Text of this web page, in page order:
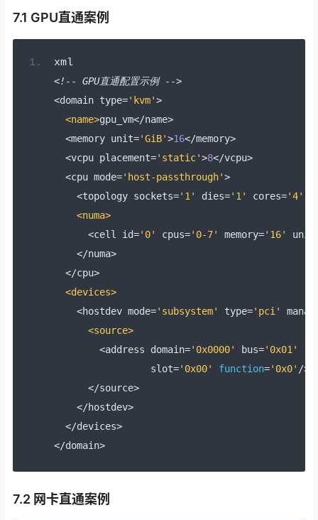
7.1 GPU直通案例
xml
<!-- GPU直通配置示例
-->
<domain type='kvm'>
<name>gpu_vm</name>
<memory unit='GiB'>16</memory>
<vcpu placement='static'>8</vcpu>
<cpu mode='host-passthrough'>
<topology sockets='1' dies='1' cores='4'
<numa>
<cell id='0' cpus='0-7' memory='16' unit
</numa>
</cpu>
<devices>
<hostdev mode='subsystem' type='pci'
<source>
<address domain='0x0000' bus='0x01'
                 slot
='0x00' function='0x0' />
</source>
</hostdev>
</devices>
</domain>
7.2 网卡直通案例